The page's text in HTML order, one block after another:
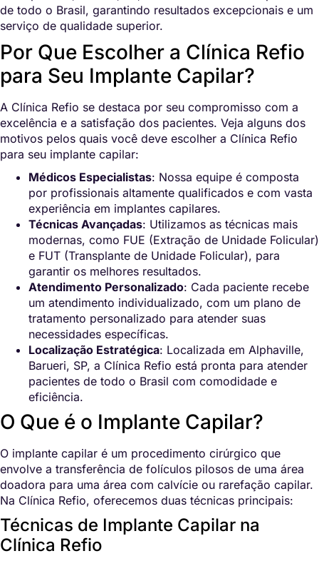
de todo o Brasil, garantindo resultados excepcionais e um
serviço de qualidade superior.
Por Que Escolher a Clínica Refio
para Seu Implante Capilar?
A Clínica Refio se destaca por seu compromisso com a
excelência e a satisfação dos pacientes. Veja alguns dos
motivos pelos quais você deve escolher a Clínica Refio
para seu implante capilar:
Médicos Especialistas: Nossa equipe é composta
por profissionais altamente qualificados e com vasta
experiência em implantes capilares.
Técnicas Avançadas: Utilizamos as técnicas mais
modernas, como FUE (Extração de Unidade Folicular)
e FUT (Transplante de Unidade Folicular), para
garantir os melhores resultados.
Atendimento Personalizado: Cada paciente recebe
um atendimento individualizado, com um plano de
tratamento personalizado para atender suas
necessidades específicas.
Localização Estratégica: Localizada em Alphaville,
Barueri, SP, a Clínica Refio está pronta para atender
pacientes de todo o Brasil com comodidade e
eficiência.
O Que é o Implante Capilar?
O implante capilar é um procedimento cirúrgico que
envolve a transferência de folículos pilosos de uma área
doadora para uma área com calvície ou rarefação capilar.
Na Clínica Refio, oferecemos duas técnicas principais:
Técnicas de Implante Capilar na
Clínica Refio